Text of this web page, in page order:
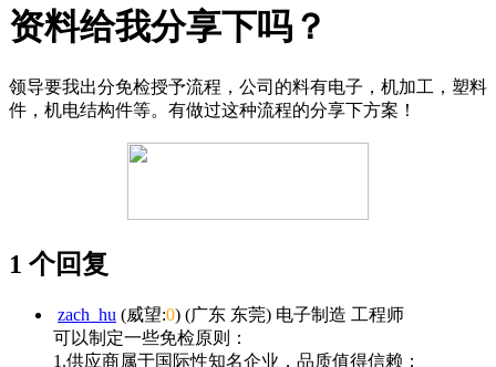
资料给我分享下吗？
领导要我出分免检授予流程，公司的料有电子，机加工，塑料
件，机电结构件等。有做过这种流程的分享下方案！
1 个回复
zach_hu (威望:0) (广东 东莞) 电子制造 工程师
可以制定一些免检原则：
1.供应商属于国际性知名企业，品质值得信赖；